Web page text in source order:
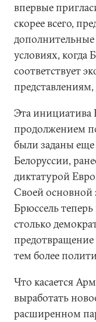
впервые
скорее всего,
дополнительные
условиях, когда
соответствует
Эта инициатива
продолжением
были заданы еще
Белоруссии,
диктатурой
Своей основной
Брюссель
столько
тем более
Что касается
выработать
расширенном